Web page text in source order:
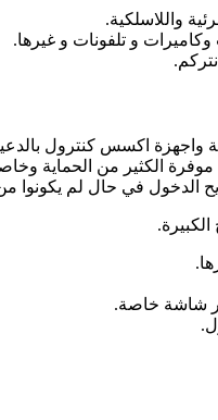
واللاسلكية.
و تلفونات و غيرها.
واجهزة اكسس كنترول
الكثير من الحماية
الدخول في حال لم
شاشة خاصة.